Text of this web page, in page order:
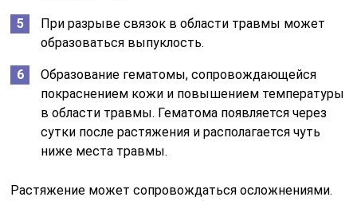
При разрыве связок в области травмы может
образоваться выпуклость.
Образование гематомы, сопровождающейся
покраснением кожи и повышением температуры
в области травмы. Гематома появляется через
сутки после растяжения и располагается чуть
ниже места травмы.
Растяжение может сопровождаться осложнениями.